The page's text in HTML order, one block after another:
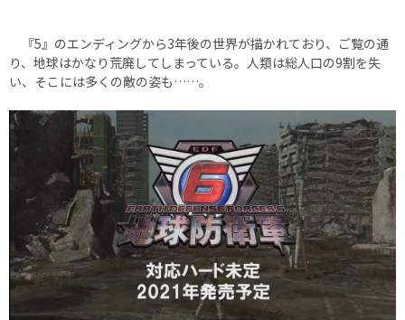
『5』のエンディングから3年後の世界が描かれており、ご覧の通
り、地球はかなり荒廃してしまっている。人類は総人口の9割を失
い、そこには多くの敵の姿も……。